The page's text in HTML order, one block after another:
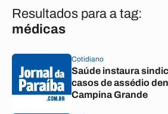
Resultados para a tag:
médicas
Cotidiano
Saúde instaura
casos de assédio
Campina Grande